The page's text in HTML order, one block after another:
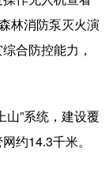
山西
江苏
林消防泵灭火演
合防控能力，
”系统，建设覆
约14.3千米。